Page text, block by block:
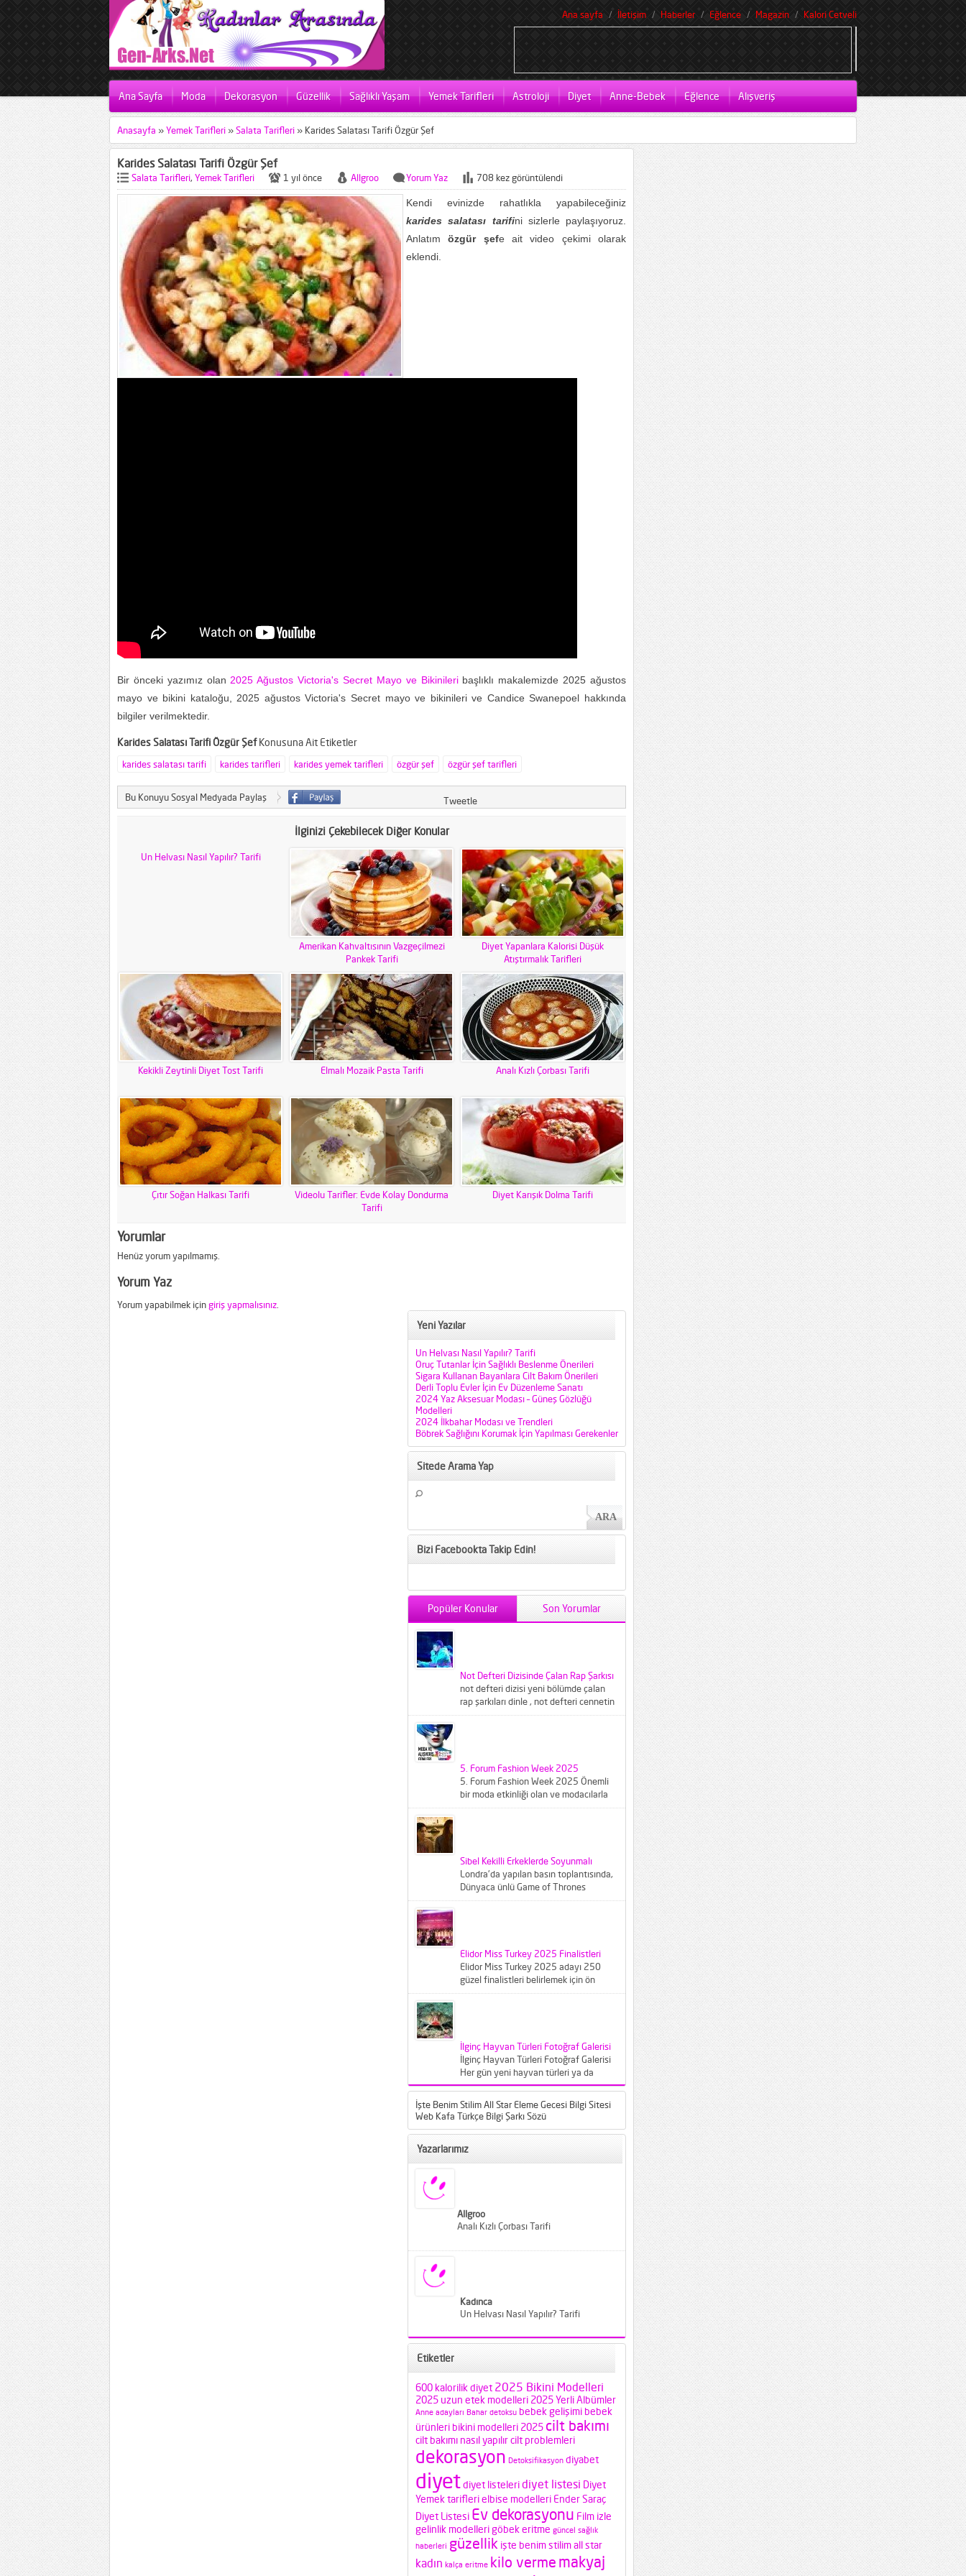
Ana sayfa İletişim Haberler Eğlence Magazin Kalori Cetveli
Ana Sayfa Moda Dekorasyon Güzellik Sağlıklı Yaşam Yemek Tarifleri Astroloji Diyet Anne-Bebek Eğlence Alışveriş
Anasayfa »Yemek Tarifleri »Salata Tarifleri » Karides Salatası Tarifi Özgür Şef
Karides Salatası Tarifi Özgür Şef
Salata Tarifleri, Yemek Tarifleri 1 yıl önce Allgroo Yorum Yaz 708 kez görüntülendi
Kendi evinizde rahatlıkla yapabileceğiniz
karides salatası tarifini sizlerle paylaşıyoruz.
Anlatımözgür şefe ait video çekimi olarak
eklendi.
Bir önceki yazımız olan 2025 Ağustos Victoria's Secret Mayo ve Bikinileribaşlıklı makalemizde 2025 ağustos
mayo ve bikini kataloğu, 2025 ağustos Victoria's Secret mayo ve bikinileri ve Candice Swanepoel hakkında
bilgiler verilmektedir.
Karides Salatası Tarifi Özgür ŞefKonusuna Ait Etiketler
karides salatası tarifi karides tarifleri karides yemek tarifleri özgür şef özgür şef tarifleri
Bu Konuyu Sosyal Medyada Paylaş Tweetle
İlginizi Çekebilecek Diğer Konular
Un Helvası Nasıl Yapılır? Tarifi
Amerikan Kahvaltısının Vazgeçilmezi
Pankek Tarifi
Diyet Yapanlara Kalorisi Düşük
Atıştırmalık Tarifleri
Kekikli Zeytinli Diyet Tost Tarifi Elmalı Mozaik Pasta Tarifi Analı Kızlı Çorbası Tarifi
Çıtır Soğan Halkası Tarifi
Videolu Tarifler: Evde Kolay Dondurma
Tarifi
Diyet Karışık Dolma Tarifi
Yorumlar
Henüz yorum yapılmamış.
Yorum Yaz
Yorum yapabilmek içingiriş yapmalısınız
Yeni Yazılar
Un Helvası Nasıl Yapılır? Tarifi
Oruç Tutanlar İçin Sağlıklı Beslenme Önerileri
Sigara Kullanan Bayanlara Cilt Bakım Önerileri
Derli Toplu Evler İçin Ev Düzenleme Sanatı
2024 Yaz Aksesuar Modası – Güneş Gözlüğü
Modelleri
2024 İlkbahar Modası ve Trendleri
Böbrek Sağlığını Korumak İçin Yapılması Gerekenler
Sitede Arama Yap
Bizi Facebookta Takip Edin!
Popüler Konular Son Yorumlar
Not Defteri Dizisinde Çalan Rap Şarkısı
not defteri dizisi yeni bölümde çalan
rap şarkıları dinle , not defteri cennetin
çocukları şarkısı...
5. Forum Fashion Week 2025
5. Forum Fashion Week 2025 Önemli
bir moda etkinliği olan ve modacılarla
modaseverleri buluşturan Forum
Sibel Kekilli Erkeklerde Soyunmalı
Londra'da yapılan basın toplantısında,
Dünyaca ünlü Game of Thrones
dizisinin ünlü oyuncusu Sibel Kekilliye
Elidor Miss Turkey 2025 Finalistleri
Elidor Miss Turkey 2025 adayı 250
güzel finalistleri belirlemek için ön
elemeye çağırıldı. Crowne Plaza
İlginç Hayvan Türleri Fotoğraf Galerisi
İlginç Hayvan Türleri Fotoğraf Galerisi
Her gün yeni hayvan türleri ya da
bilinen türlerin farklı varyantları
İşte Benim Stilim All Star Eleme Gecesi Bilgi Sitesi
Web Kafa Türkçe Bilgi Şarkı Sözü
Yazarlarımız
Allgroo
Analı Kızlı Çorbası Tarifi
Kadınca
Un Helvası Nasıl Yapılır? Tarifi
Etiketler
600 kalorilik diyet 2025 Bikini Modelleri
2025 uzun etek modelleri 2025 Yerli Albümler
Anne adayları Bahar detoksu bebek gelişimi bebek
ürünleri bikini modelleri 2025 cilt bakımı
cilt bakımı nasıl yapılırcilt problemleri
dekorasyon Detoksifikasyon diyabet
diyetdiyet listeleridiyet listesi Diyet
Yemek tariflerielbise modelleri Ender Saraç
Diyet Listesi Ev dekorasyonu Film izle
gelinlik modellerigöbek eritme güncel sağlık
haberleri güzellik işte benim stilim all star
kadın kalça eritme kilo verme makyaj